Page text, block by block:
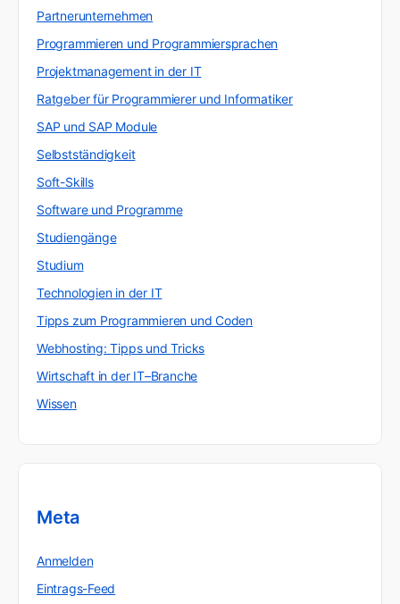
Partnerunternehmen
Programmieren und Programmiersprachen
Projektmanagement in der IT
Ratgeber für Programmierer und Informatiker
SAP und SAP Module
Selbstständigkeit
Soft-Skills
Software und Programme
Studiengänge
Studium
Technologien in der IT
Tipps zum Programmieren und Coden
Webhosting: Tipps und Tricks
Wirtschaft in der IT–Branche
Wissen
Meta
Anmelden
Eintrags-Feed